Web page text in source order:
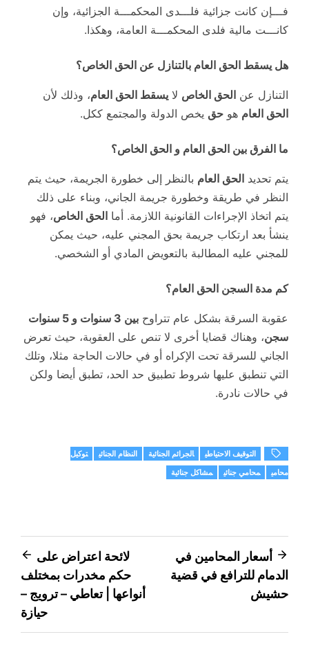
فـــإن كانت جزائية فلـــدى المحكمـــة الجزائية، وإن
كانـــت مالية فلدى المحكمـــة العامة، وهكذا.
هل يسقط الحق العام بالتنازل عن الحق الخاص؟
التنازل عن الحق الخاص لا يسقط الحق العام، وذلك لأن
الحق العام هو حق يخص الدولة والمجتمع ككل.
ما الفرق بين الحق العام و الحق الخاص؟
يتم تحديد الحق العام بالنظر إلى خطورة الجريمة، حيث يتم
النظر في طريقة وخطورة جريمة الجاني، وبناء على ذلك
يتم اتخاذ الإجراءات القانونية اللازمة. أما الحق الخاص، فهو
ينشأ بعد ارتكاب جريمة بحق المجني عليه، حيث يمكن
للمجني عليه المطالبة بالتعويض المادي أو الشخصي.
كم مدة السجن الحق العام؟
عقوبة السرقة بشكل عام تتراوح
بين 3 سنوات و 5 سنوات
سجن، وهناك قضايا أخرى لا تنص على العقوبة، حيث تعرض
الجاني للسرقة تحت الإكراه أو في حالات الحاجة مثلا، وتلك
التي تنطبق عليها شروط تطبيق حد الحد، تطبق أيضا ولكن
في حالات نادرة.
التوقيف الاحتياطي الجرائم الجنائية النظام الجنائي
توكيل
محامي
محامي جنائي مشاكل جنائية
تصفّح
المقالات
أسعار المحامين في
الدمام للترافع في قضية
حشيش
لائحة اعتراض على
حكم مخدرات بمختلف
أنواعها | تعاطي – ترويج –
حيازة